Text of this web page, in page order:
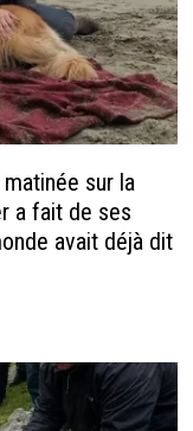
sur la
a fait de ses
avait déjà dit